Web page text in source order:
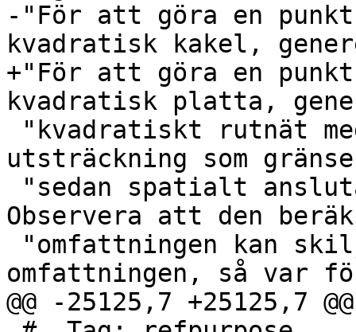
-"För att göra en
kvadratisk kakel,
+"För att göra en
kvadratisk platta,
utsträckning som
Observera att den
omfattningen, så var
@@ -25125,7 +25125,7